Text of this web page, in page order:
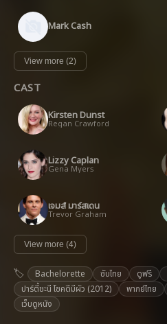
Mark Cash
View more (2)
CAST
Kirsten Dunst
Regan Crawford
Lizzy Caplan
Gena Myers
เจมส์ มาร์สเดน
Trevor Graham
View more (4)
Bachelorette ซับไทย ดูฟรี
ปาร์ตี้ชะนี โชคดีมีผัว (2012)
พากย์ไทย
เว็บดูหนัง